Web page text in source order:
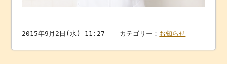
2015年9月2日(水) 11:27 ｜ カテゴリー： お知らせ